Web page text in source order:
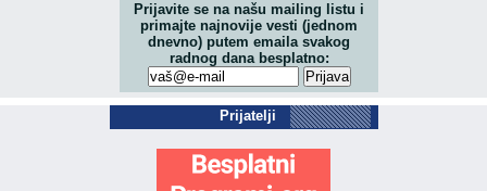
Prijavite se na našu mailing listu i
primajte najnovije vesti (jednom
dnevno) putem emaila svakog
radnog dana besplatno:
Prijatelji